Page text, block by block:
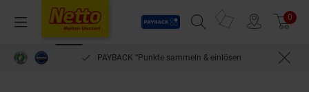
Menü
Payback
Suchfeld einblenden
Prospekte 0
PAYBACK °Punkte sammeln & einlösen